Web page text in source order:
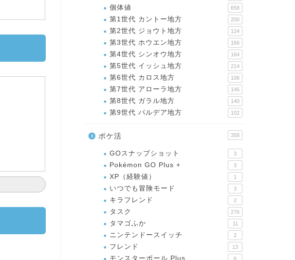
個体値 658
第1世代 カントー地方 200
第2世代 ジョウト地方 124
第3世代 ホウエン地方 166
第4世代 シンオウ地方 164
第5世代 イッシュ地方 214
第6世代 カロス地方 106
第7世代 アローラ地方 146
第8世代 ガラル地方 140
第9世代 パルデア地方 102
ポケ活 358
GOスナップショット 3
Pokémon GO Plus + 3
XP（経験値） 1
いつでも冒険モード 3
キラフレンド 2
タスク 276
タマゴふか 11
ニンテンドースイッチ 2
フレンド 13
モンスターボール Plus 6